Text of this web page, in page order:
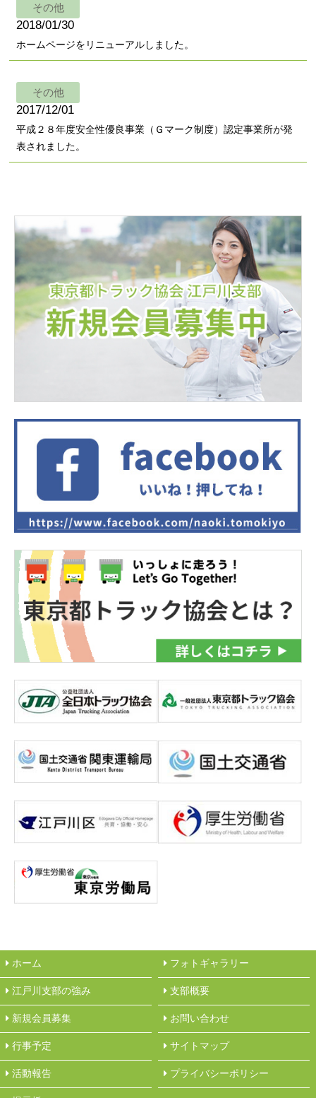
その他
2018/01/30
ホームページをリニューアルしました。
その他
2017/12/01
平成２８年度安全性優良事業（Ｇマーク制度）認定事業所が発
表されました。
ホーム
江戸川支部の強み
新規会員募集
行事予定
活動報告
フォトギャラリー
︎支部概要
︎お問い合わせ
サイトマップ
︎プライバシーポリシー